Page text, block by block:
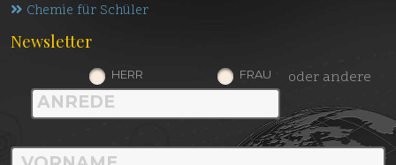
Chemie für Schüler
Newsletter
HERR FRAU oder andere